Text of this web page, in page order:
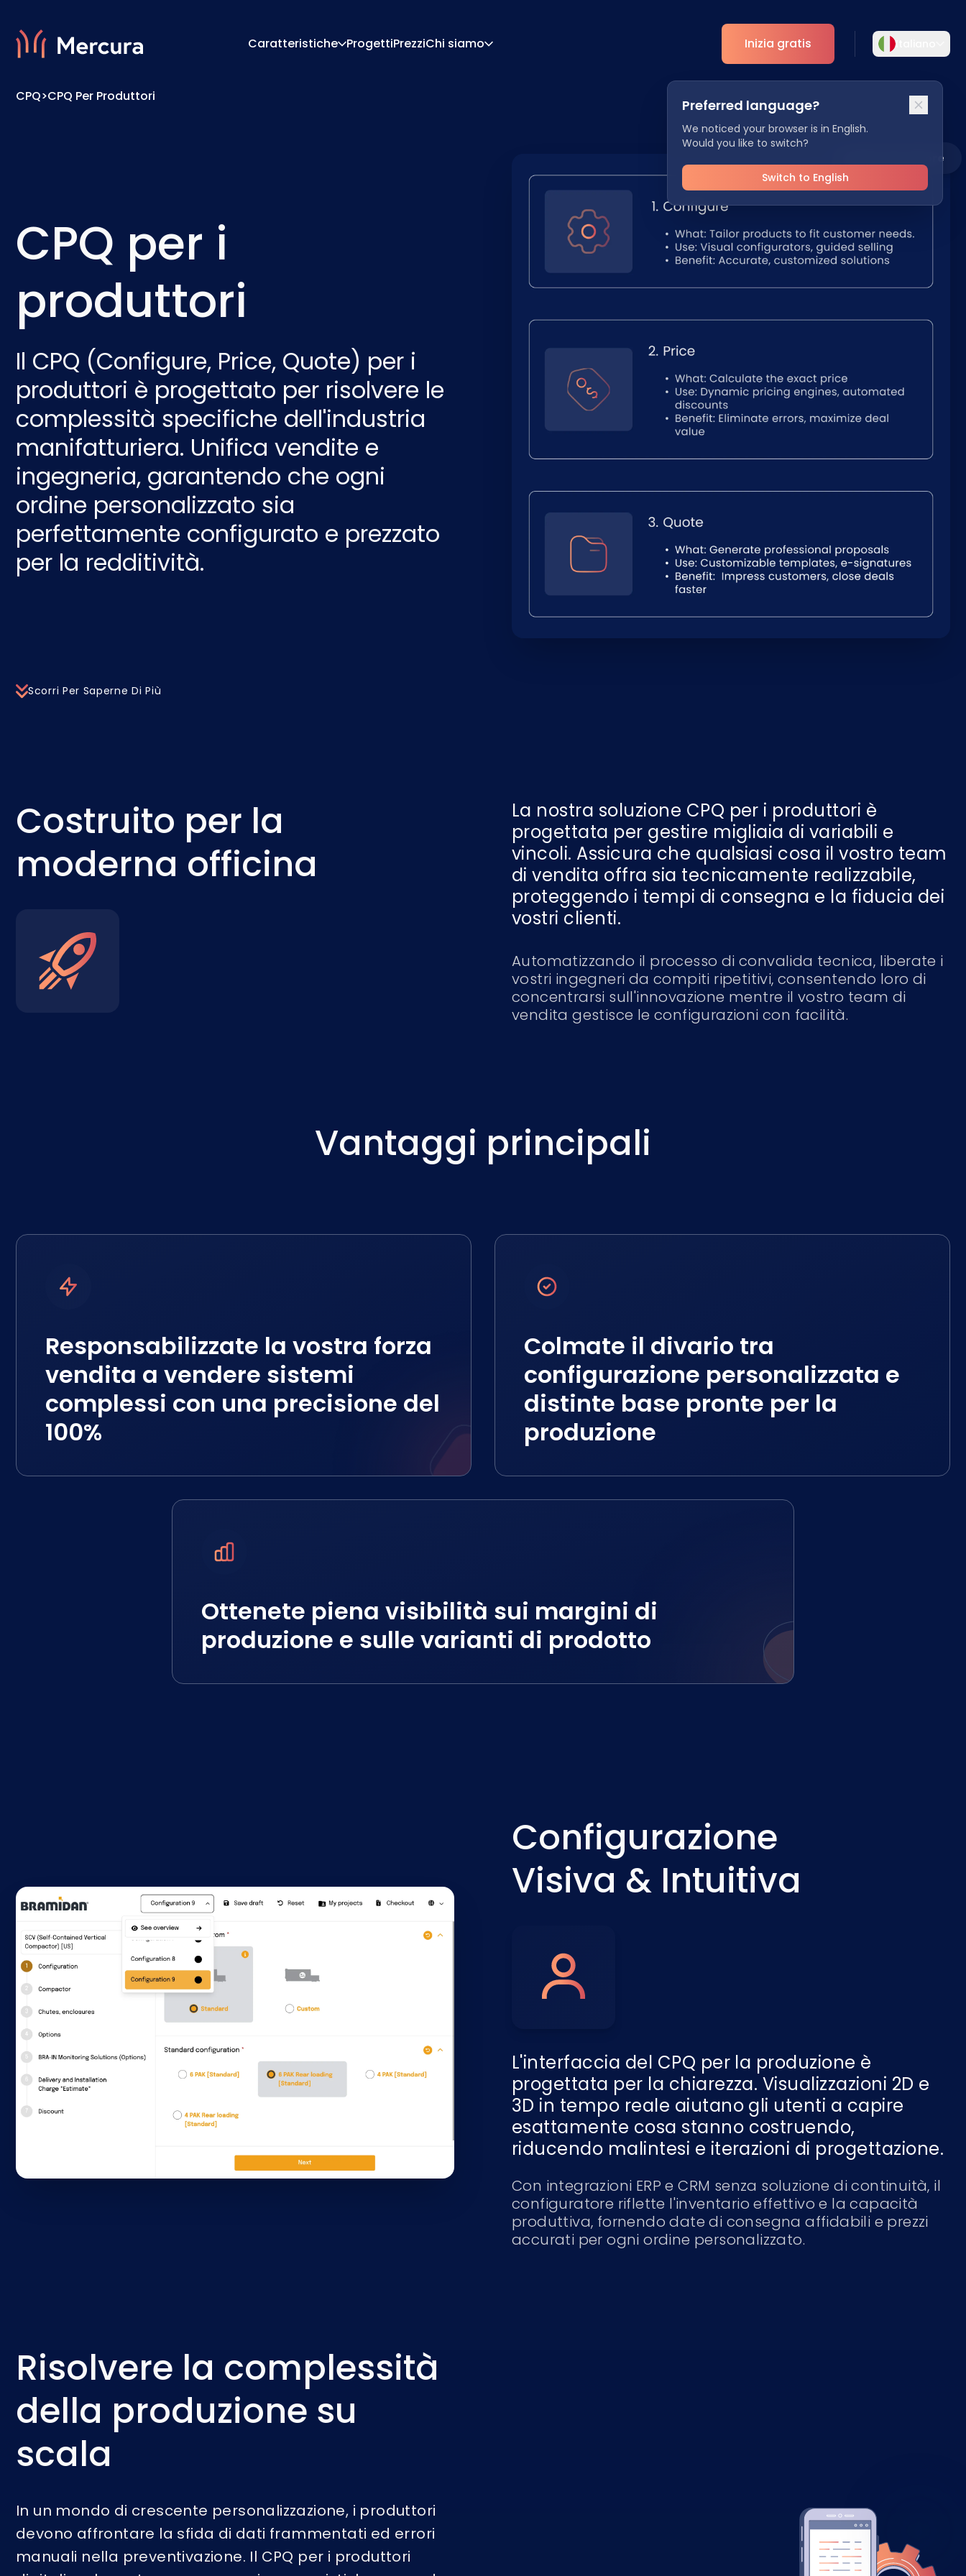
Caratteristiche
Analytics
ProgettiPrezziChi siamo
Preferred language?
We noticed your browser is in English.
Would you like to switch?
Switch to English
Inizia gratis
Scegliete la vostra lingua preferita per
un'esperienza più personalizzata.
English Deutsch
Español Dansk
Svenska
SV
Italiano
IT
Français 日本語
CPQ>CPQ Per Produttori
CPQ per i
produttori
Il CPQ (Configure, Price, Quote) per i
produttori è progettato per risolvere le
complessità specifiche dell'industria
manifatturiera. Unifica vendite e
ingegneria, garantendo che ogni
ordine personalizzato sia
perfettamente configurato e prezzato
per la redditività.
Leader del settore
Scorri Per Saperne Di Più
Costruito per la
moderna officina
La nostra soluzione CPQ per i produttori è
progettata per gestire migliaia di variabili e
vincoli. Assicura che qualsiasi cosa il vostro team
di vendita offra sia tecnicamente realizzabile,
proteggendo i tempi di consegna e la fiducia dei
vostri clienti.
Automatizzando il processo di convalida tecnica, liberate i
vostri ingegneri da compiti ripetitivi, consentendo loro di
concentrarsi sull'innovazione mentre il vostro team di
vendita gestisce le configurazioni con facilità.
Vantaggi principali
Responsabilizzate la vostra forza
vendita a vendere sistemi
complessi con una precisione del
100%
Colmate il divario tra
configurazione personalizzata e
distinte base pronte per la
produzione
Ottenete piena visibilità sui margini di
produzione e sulle varianti di prodotto
Configurazione
Visiva & Intuitiva
L'interfaccia del CPQ per la produzione è
progettata per la chiarezza. Visualizzazioni 2D e
3D in tempo reale aiutano gli utenti a capire
esattamente cosa stanno costruendo,
riducendo malintesi e iterazioni di progettazione.
Con integrazioni ERP e CRM senza soluzione di continuità, il
configuratore riflette l'inventario effettivo e la capacità
produttiva, fornendo date di consegna affidabili e prezzi
accurati per ogni ordine personalizzato.
Risolvere la complessità
della produzione su
scala
In un mondo di crescente personalizzazione, i produttori
devono affrontare la sfida di dati frammentati ed errori
manuali nella preventivazione. Il CPQ per i produttori